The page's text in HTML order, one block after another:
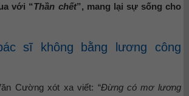
với “Thần chết”, mang lại sự sống cho
sĩ không bằng lương công
Cường xót xa viết: “Đừng có mơ lương